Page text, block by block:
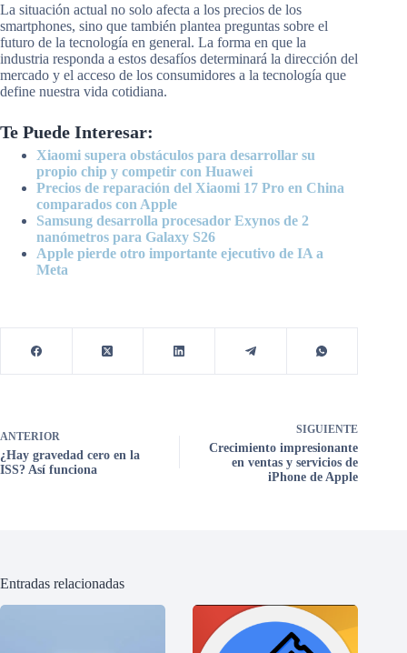
La situación actual no solo afecta a los precios de los
smartphones, sino que también plantea preguntas sobre el
futuro de la tecnología en general. La forma en que la
industria responda a estos desafíos determinará la dirección del
mercado y el acceso de los consumidores a la tecnología que
define nuestra vida cotidiana.
Te Puede Interesar:
Xiaomi supera obstáculos para desarrollar su
propio chip y competir con Huawei
Precios de reparación del Xiaomi 17 Pro en China
comparados con Apple
Samsung desarrolla procesador Exynos de 2
nanómetros para Galaxy S26
Apple pierde otro importante ejecutivo de IA a
Meta
ANTERIOR
¿Hay gravedad cero en la
ISS? Así funciona
SIGUIENTE
Crecimiento impresionante
en ventas y servicios de
iPhone de Apple
Entradas relacionadas